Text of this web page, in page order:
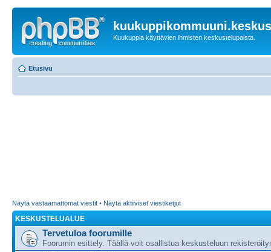
Kuukuppia käyttävien ihmisten keskustelupalsta.
Etusivu
Näytä vastaamattomat viestit • Näytä aktiiviset viestiketjut
KESKUSTELUALUE
Tervetuloa foorumille
Foorumin esittely. Täällä voit osallistua keskusteluun